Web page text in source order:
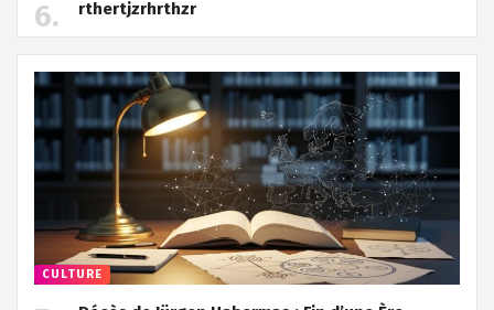
rthertjzrhrthzr
CULTURE